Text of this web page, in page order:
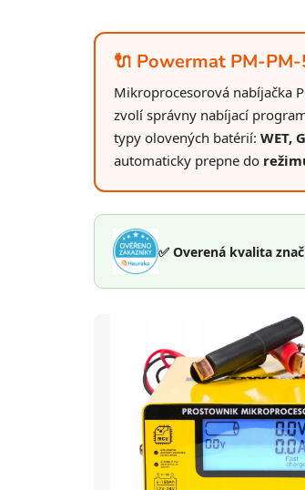
🔌 Powermat PM-
Mikroprocesorová nabíjačka
zvolí správny nabíjací
typy olovených batérií: WET,
automaticky prepne do
✅ Overená kvalita